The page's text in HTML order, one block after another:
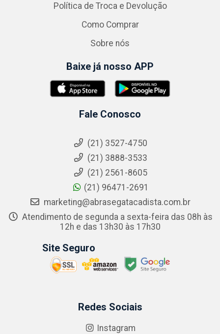
Política de Troca e Devolução
Como Comprar
Sobre nós
Baixe já nosso APP
Fale Conosco
(21) 3527-4750
(21) 3888-3533
(21) 2561-8605
(21) 96471-2691
marketing@abrasegatacadista.com.br
Atendimento de segunda a sexta-feira das 08h às
12h e das 13h30 às 17h30
Site Seguro
Redes Sociais
Instagram